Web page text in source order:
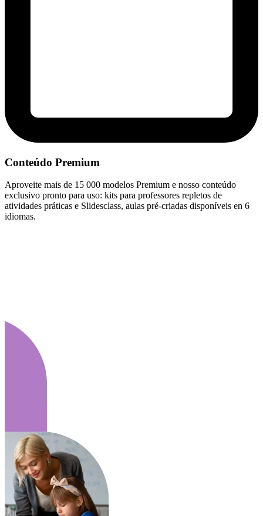
Conteúdo Premium
Aproveite mais de 15 000 modelos Premium e nosso conteúdo
exclusivo pronto para uso: kits para professores repletos de
atividades práticas e Slidesclass, aulas pré-criadas disponíveis en 6
idiomas.